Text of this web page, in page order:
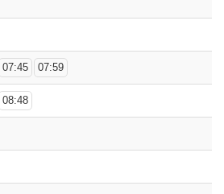
07:45 07:59
08:48